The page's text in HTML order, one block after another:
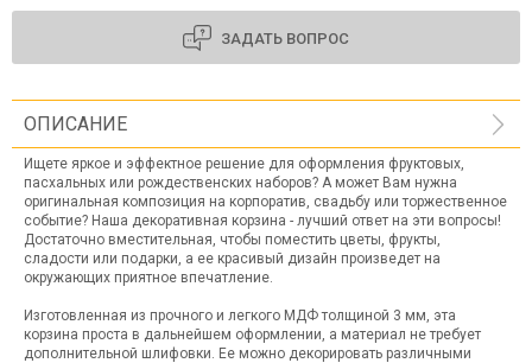
ЗАДАТЬ ВОПРОС
ОПИСАНИЕ
Ищете яркое и эффектное решение для оформления фруктовых,
пасхальных или рождественских наборов? А может Вам нужна
оригинальная композиция на корпоратив, свадьбу или торжественное
событие? Наша декоративная корзина - лучший ответ на эти вопросы!
Достаточно вместительная, чтобы поместить цветы, фрукты,
сладости или подарки, а ее красивый дизайн произведет на
окружающих приятное впечатление.
Изготовленная из прочного и легкого МДФ толщиной 3 мм, эта
корзина проста в дальнейшем оформлении, а материал не требует
дополнительной шлифовки. Ее можно декорировать различными